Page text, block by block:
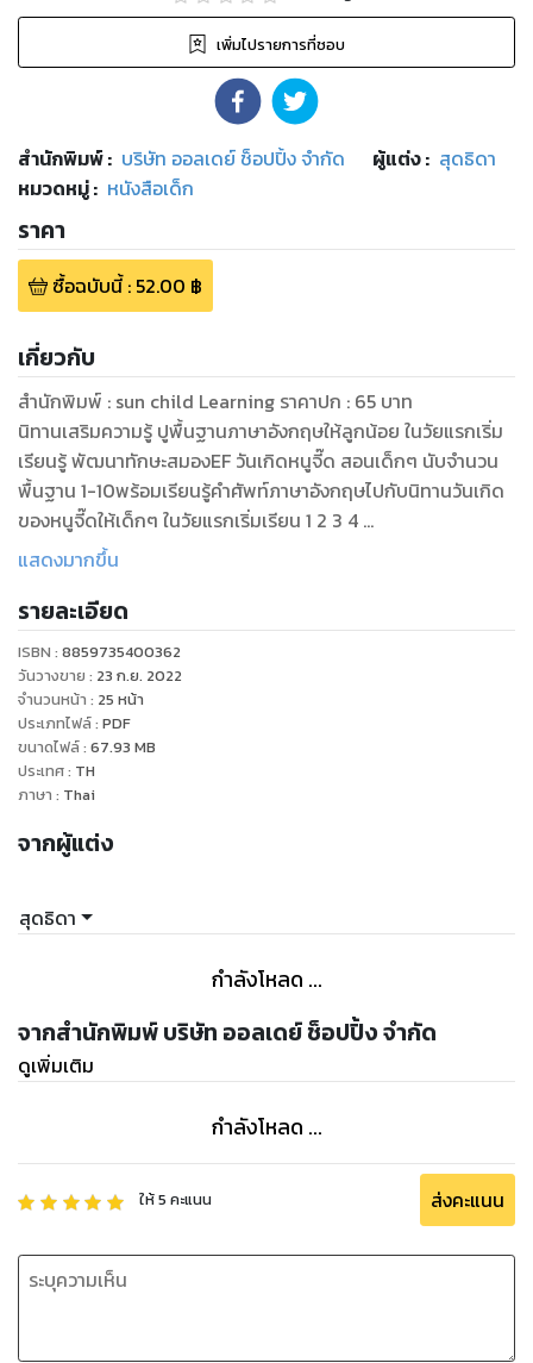
เพิ่มไปรายการที่ชอบ
สำนักพิมพ์: บริษัท ออลเดย์ ช็อปปิ้ง จำกัด ผู้แต่ง : สุดธิดา
หมวดหมู่: หนังสือเด็ก
ราคา
ซื้อฉบับนี้: 52.00 ฿
เกี่ยวกับ
สำนักพิมพ์ : sun child Learning ราคาปก : 65 บาท
นิทานเสริมความรู้ ปูพื้นฐานภาษาอังกฤษให้ลูกน้อย ในวัยแรกเริ่ม
เรียนรู้ พัฒนาทักษะสมองEF วันเกิดหนูจี๊ด สอนเด็กๆ นับจำนวน
พื้นฐาน 1-10พร้อมเรียนรู้คำศัพท์ภาษาอังกฤษไปกับนิทานวันเกิด
ของหนูจี๊ดให้เด็กๆ ในวัยแรกเริ่มเรียน 1 2 3 4
แสดงมากขึ้น
รายละเอียด
ISBN : 8859735400362
วันวางขาย : 23 ก.ย. 2022
จำนวนหน้า : 25 หน้า
ประเภทไฟล์: PDF
ขนาดไฟล์: 67.93 MB
ประเทศ: TH
ภาษา : Thai
จากผู้แต่ง
สุดธิดา
กำลังโหลด ...
จากสำนักพิมพ์ บริษัท ออลเดย์ ช็อปปิ้ง จำกัด
ดูเพิ่มเติม
กำลังโหลด ...
ให้5 คะแนน ส่งคะแนน